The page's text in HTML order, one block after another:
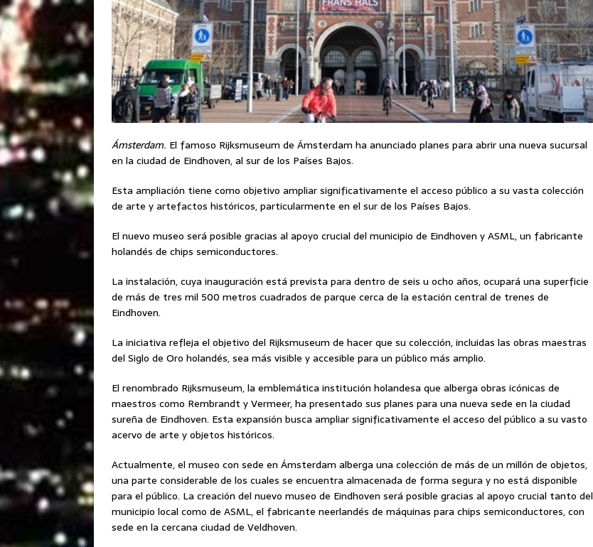
Ámsterdam. El famoso Rijksmuseum de Ámsterdam ha anunciado planes para abrir una nueva sucursal
en la ciudad de Eindhoven, al sur de los Países Bajos.
Esta ampliación tiene como objetivo ampliar significativamente el acceso público a su vasta colección
de arte y artefactos históricos, particularmente en el sur de los Países Bajos.
El nuevo museo será posible gracias al apoyo crucial del municipio de Eindhoven y ASML, un fabricante
holandés de chips semiconductores.
La instalación, cuya inauguración está prevista para dentro de seis u ocho años, ocupará una superficie
de más de tres mil 500 metros cuadrados de parque cerca de la estación central de trenes de
Eindhoven.
La iniciativa refleja el objetivo del Rijksmuseum de hacer que su colección, incluidas las obras maestras
del Siglo de Oro holandés, sea más visible y accesible para un público más amplio.
El renombrado Rijksmuseum, la emblemática institución holandesa que alberga obras icónicas de
maestros como Rembrandt y Vermeer, ha presentado sus planes para una nueva sede en la ciudad
sureña de Eindhoven. Esta expansión busca ampliar significativamente el acceso del público a su vasto
acervo de arte y objetos históricos.
Actualmente, el museo con sede en Ámsterdam alberga una colección de más de un millón de objetos,
una parte considerable de los cuales se encuentra almacenada de forma segura y no está disponible
para el público. La creación del nuevo museo de Eindhoven será posible gracias al apoyo crucial tanto del
municipio local como de ASML, el fabricante neerlandés de máquinas para chips semiconductores, con
sede en la cercana ciudad de Veldhoven.